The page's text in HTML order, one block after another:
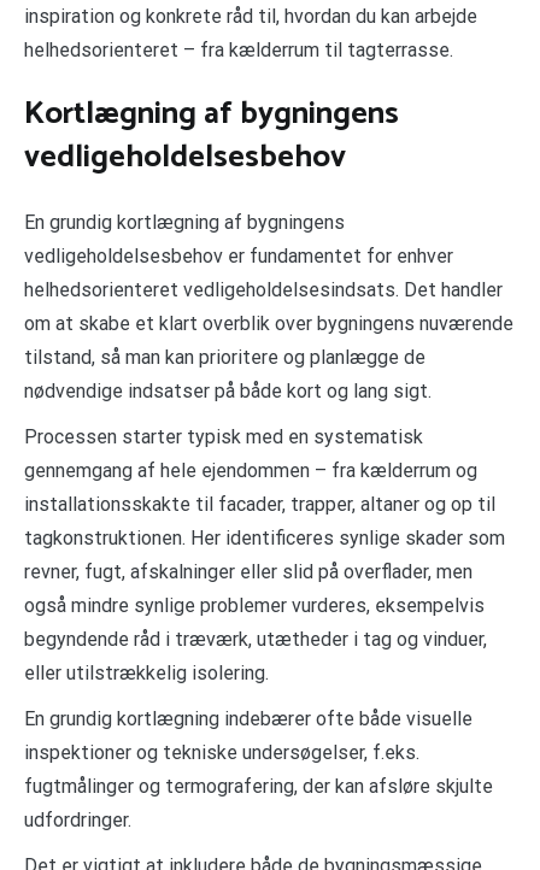
inspiration og konkrete råd til, hvordan du kan arbejde
helhedsorienteret – fra kælderrum til tagterrasse.
Kortlægning af bygningens
vedligeholdelsesbehov
En grundig kortlægning af bygningens
vedligeholdelsesbehov er fundamentet for enhver
helhedsorienteret vedligeholdelsesindsats. Det handler
om at skabe et klart overblik over bygningens nuværende
tilstand, så man kan prioritere og planlægge de
nødvendige indsatser på både kort og lang sigt.
Processen starter typisk med en systematisk
gennemgang af hele ejendommen – fra kælderrum og
installationsskakte til facader, trapper, altaner og op til
tagkonstruktionen. Her identificeres synlige skader som
revner, fugt, afskalninger eller slid på overflader, men
også mindre synlige problemer vurderes, eksempelvis
begyndende råd i træværk, utætheder i tag og vinduer,
eller utilstrækkelig isolering.
En grundig kortlægning indebærer ofte både visuelle
inspektioner og tekniske undersøgelser, f.eks.
fugtmålinger og termografering, der kan afsløre skjulte
udfordringer.